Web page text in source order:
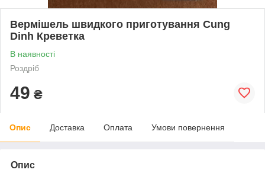
Вермішель швидкого приготування Cung
Dinh Креветка
В наявності
Роздріб
49 ₴
Опис Доставка Оплата Умови повернення
Опис